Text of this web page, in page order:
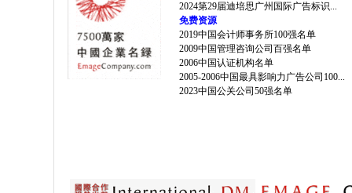
2024第29届迪培思广州国际广告标识...
免费资源
2019中国会计师事务所100强名单
2009中国管理咨询公司百强名单
2006中国认证机构名单
2005-2006中国最具影响力广告公司100...
2023中国公关公司50强名单